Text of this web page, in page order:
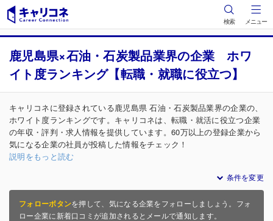
検索 メニュー
鹿児島県×石油・石炭製品業界の企業 ホワ
イト度ランキング【転職・就職に役立つ】
キャリコネに登録されている鹿児島県 石油・石炭製品業界の企業の、
ホワイト度ランキングです。キャリコネは、転職・就活に役立つ企業
の年収・評判・求人情報を提供しています。60万以上の登録企業から
気になる企業の社員が投稿した情報をチェック！
説明をもっと読む
条件を変更
フォローボタンを押して、気になる企業をフォローしましょう。フォ
ロー企業に新着口コミが追加されるとメールで通知します。